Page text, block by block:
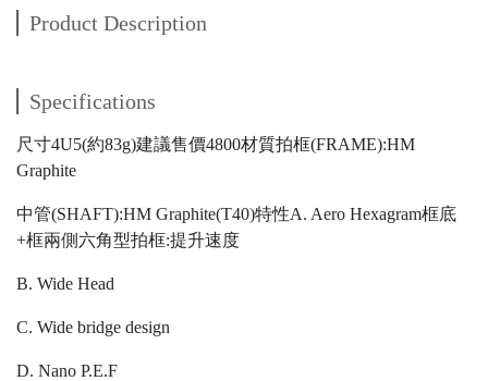
Product Description
Specifications
尺寸4U5(約83g)建議售價4800材質拍框(FRAME):HM
Graphite
中管(SHAFT):HM Graphite(T40)特性A. Aero Hexagram框底
+框兩側六角型拍框:提升速度
B. Wide Head
C. Wide bridge design
D. Nano P.E.F